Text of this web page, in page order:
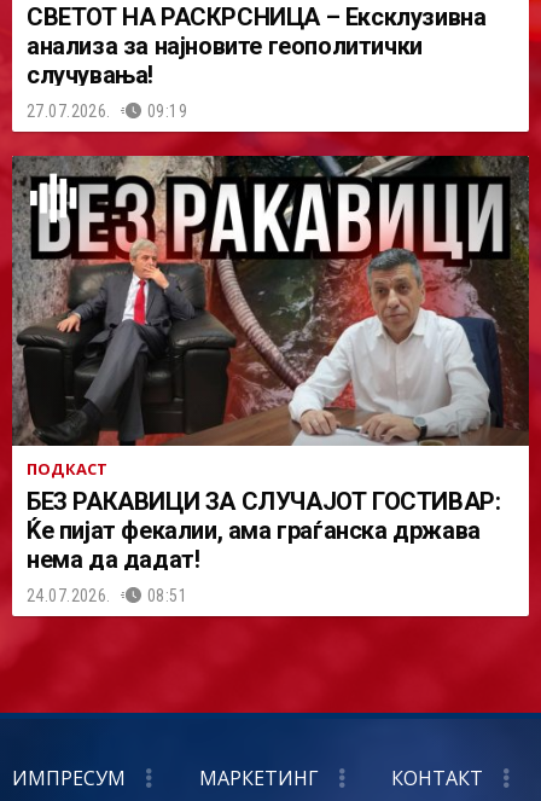
СВЕТОТ НА РАСКРСНИЦА – Ексклузивна
анализа за најновите геополитички
случувања!
27.07.2026. 09:19
ПОДКАСТ
БЕЗ РАКАВИЦИ ЗА СЛУЧАЈОТ ГОСТИВАР:
Ќе пијат фекалии, ама граѓанска држава
нема да дадат!
24.07.2026. 08:51
ИМПРЕСУМ МАРКЕТИНГ КОНТАКТ